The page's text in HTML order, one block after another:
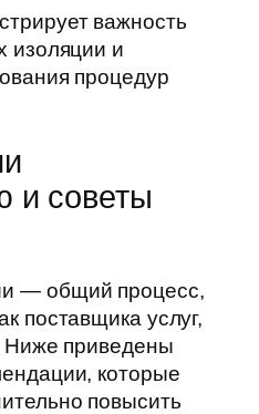
важность
изоляции и
процедур
и советы
— общий процесс,
поставщика услуг,
Ниже приведены
которые
повысить